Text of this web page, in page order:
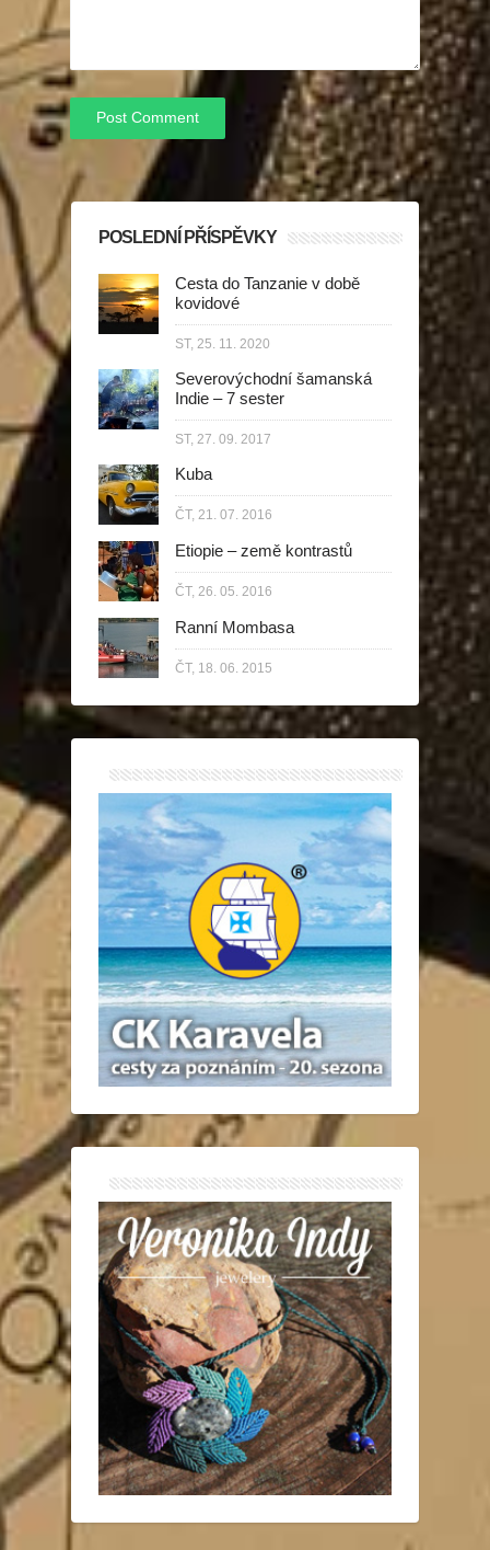
POSLEDNÍ PŘÍSPĚVKY
Cesta do Tanzanie v době
kovidové
ST, 25. 11. 2020
Severovýchodní šamanská
Indie – 7 sester
ST, 27. 09. 2017
Kuba
ČT, 21. 07. 2016
Etiopie – země kontrastů
ČT, 26. 05. 2016
Ranní Mombasa
ČT, 18. 06. 2015